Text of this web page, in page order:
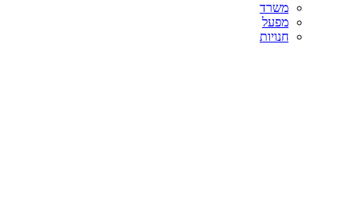
משרד
מפעל
חנויות